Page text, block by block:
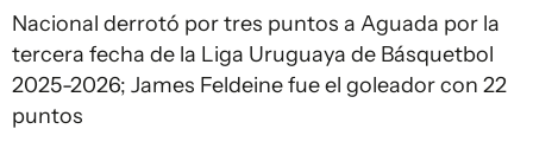
Nacional derrotó por tres puntos a Aguada por la
tercera fecha de la Liga Uruguaya de Básquetbol
2025-2026; James Feldeine fue el goleador con 22
puntos